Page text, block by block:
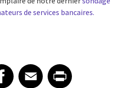
de services bancaires.
article on Facebook
Facebook
Share article on Email
EmailShare article on Print